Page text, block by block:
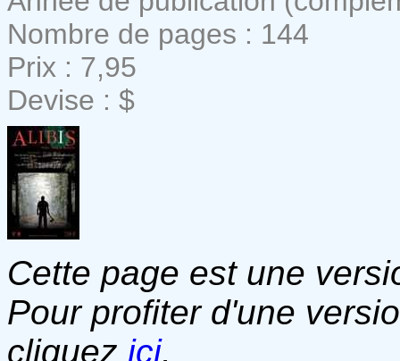
Nombre de pages : 144
Prix : 7,95
Devise : $
Cette page est une
Pour profiter d'une
cliquez ici.